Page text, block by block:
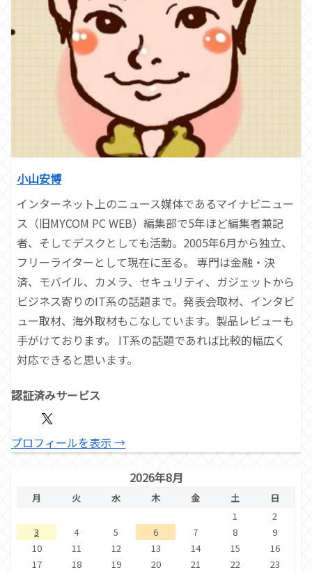
小山安博
インターネット上のニュース媒体であるマイナビニュー
ス（旧MYCOM PC WEB）編集部で5年ほど編集者兼記
者、そしてデスクとしても活動。2005年6月から独立、
フリーライターとして現在に至る。 専門は金融・決
済、モバイル、カメラ、セキュリティ、ガジェットから
ビジネス寄りのIT系の話題まで。発表会取材、インタビ
ュー取材、海外取材もこなしています。製品レビューも
手がけております。 IT系の話題であれば比較的幅広く
対応できると思います。
認証済みサービス
プロフィールを表示 →
2026年8月
月 火 水 木 金 土
日
1
2
3
4 5 6 7 8
9
10
11 12 13 14 15
16
17
18 19 20 21 22
23